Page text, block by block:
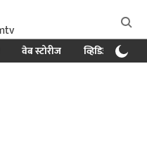
वेब स्टोरीज व्हिडिओ